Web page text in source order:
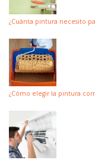
¿Cuánta pintura necesito
¿Cómo elegir la pintura